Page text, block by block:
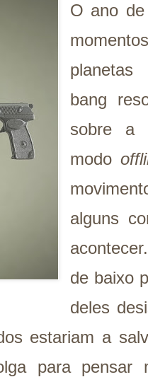
O ano
bang
sobre a
modo
alguns
de baixo
deles
estariam a
para pensar